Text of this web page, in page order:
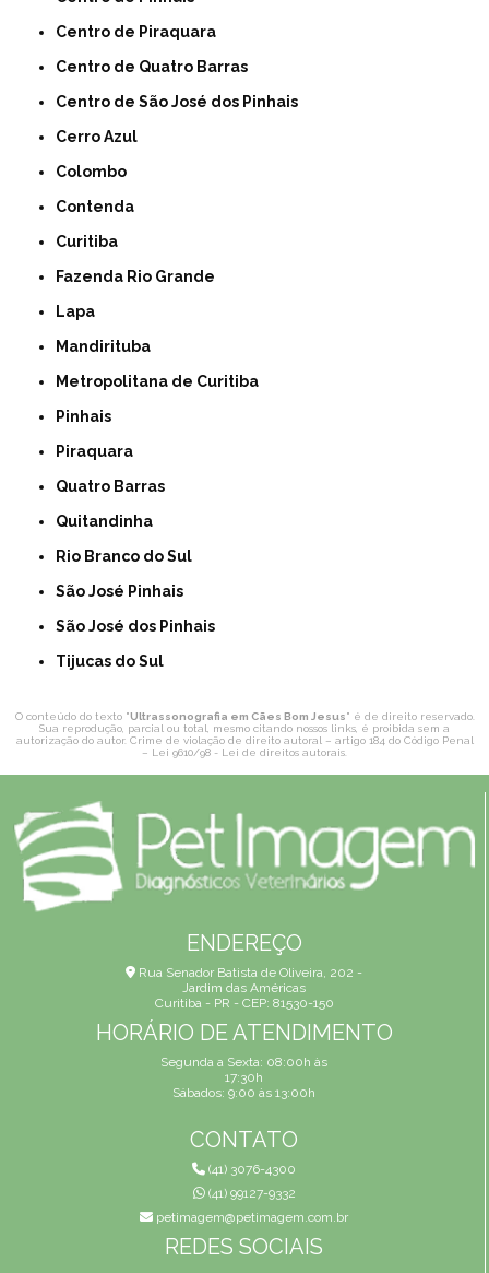
Centro de Piraquara
Centro de Quatro Barras
Centro de São José dos Pinhais
Cerro Azul
Colombo
Contenda
Curitiba
Fazenda Rio Grande
Lapa
Mandirituba
Metropolitana de Curitiba
Pinhais
Piraquara
Quatro Barras
Quitandinha
Rio Branco do Sul
São José Pinhais
São José dos Pinhais
Tijucas do Sul
O conteúdo do texto "Ultrassonografia em Cães Bom Jesus" é de direito reservado.
Sua reprodução, parcial ou total, mesmo citando nossos links, é proibida sem a
autorização do autor. Crime de violação de direito autoral – artigo 184 do Código Penal
– Lei 9610/98 - Lei de direitos autorais
ENDEREÇO
Rua Senador Batista de Oliveira, 202 -
Jardim das Américas
Curitiba - PR - CEP: 81530-150
HORÁRIO DE ATENDIMENTO
Segunda a Sexta: 08:00h às
17:30h
Sábados: 9:00 às 13:00h
CONTATO
(41) 3076-4300
(41) 99127-9332
petimagem@petimagem.com.br
REDES SOCIAIS